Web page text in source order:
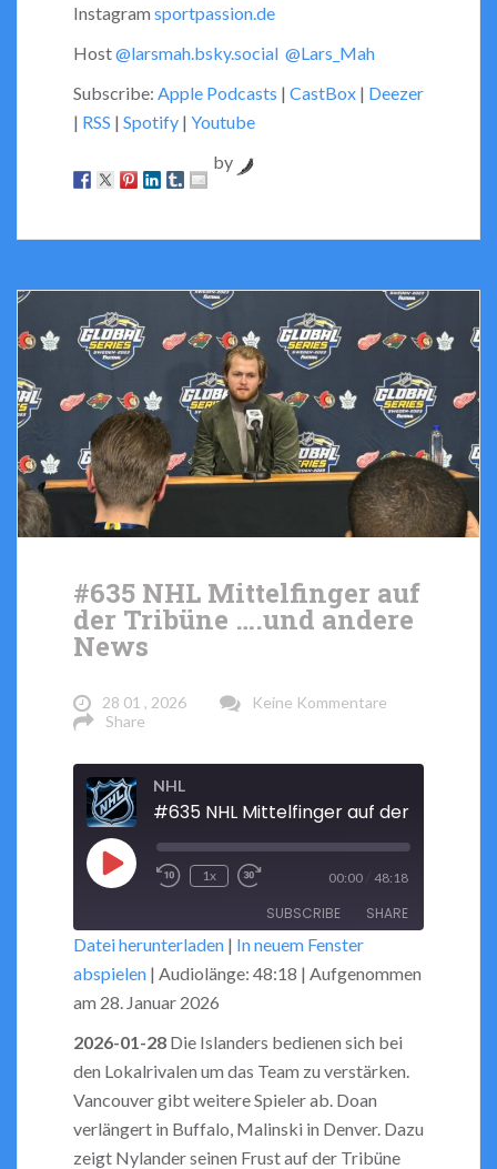
Instagram sportpassion.de
Host@larsmah.bsky.social @Lars_Mah
Subscribe: Apple Podcasts | CastBox | Deezer
| RSS | Spotify | Youtube
by
#635 NHL Mittelfinger auf
der Tribüne ….und andere
News
28 01 , 2026
Keine Kommentare
Share
NHL
Play
Rewind
Seconds
1x
Fast
Forward
30
seconds
00:00 48:18
SUBSCRIBE SHARE
RSS FEED
SHARE
EMBED
Datei herunterladen | In neuem Fenster
abspielen | Audiolänge: 48:18 | Aufgenommen
am 28. Januar 2026
2026-01-28 Die Islanders bedienen sich bei
den Lokalrivalen um das Team zu verstärken.
Vancouver gibt weitere Spieler ab. Doan
verlängert in Buffalo, Malinski in Denver. Dazu
zeigt Nylander seinen Frust auf der Tribüne